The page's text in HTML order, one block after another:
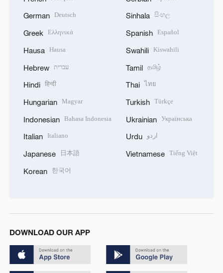
German Deutsch
Greek Ελληνικά
Hausa Hausa
Hebrew עברית
Hindi हिन्दी
Hungarian Magyar
Indonesian Bahasa Indonesia
Italian Italiano
Japanese 日本語
Korean 한국어
Sinhala සිංහල
Spanish Español
Swahili Kiswahili
Tamil தமிழ்
Thai ไทย
Turkish Türkçe
Ukrainian Українська
Urdu اردو
Vietnamese Tiếng Việt
DOWNLOAD OUR APP